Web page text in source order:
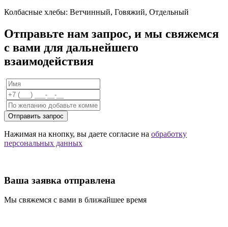
Колбасные хлебы: Ветчинный, Говяжий, Отдельный
Отправьте нам запрос, и мы свяжемся
с вами для дальнейшего
взаимодействия
Отправить запрос
Нажимая на кнопку, вы даете согласие на обработку
персональных данных
Ваша заявка отправлена
Мы свяжемся с вами в ближайшее время